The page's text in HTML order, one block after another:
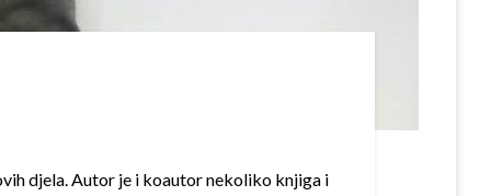
djela. Autor je i koautor nekoliko knjiga i